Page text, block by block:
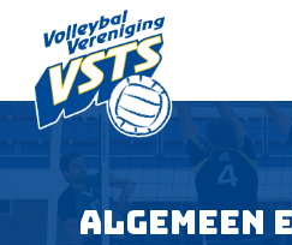
Algemeen